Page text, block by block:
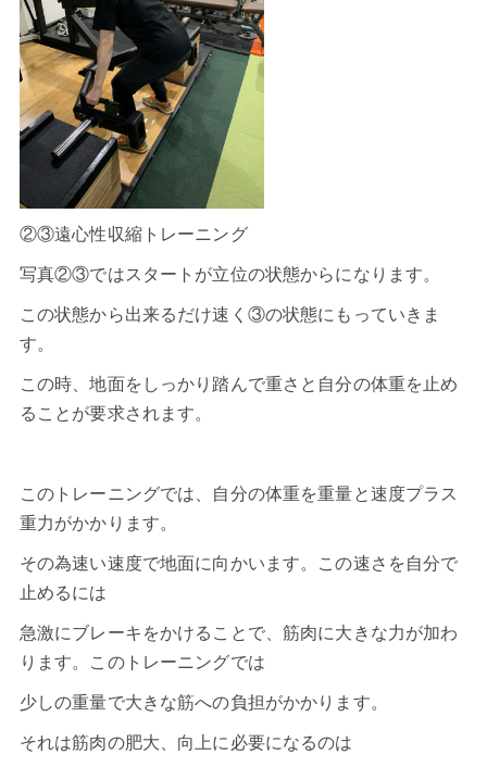
②③遠心性収縮トレーニング
写真②③ではスタートが立位の状態からになります。
この状態から出来るだけ速く③の状態にもっていきま
す。
この時、地面をしっかり踏んで重さと自分の体重を止め
ることが要求されます。
このトレーニングでは、自分の体重を重量と速度プラス
重力がかかります。
その為速い速度で地面に向かいます。この速さを自分で
止めるには
急激にブレーキをかけることで、筋肉に大きな力が加わ
ります。このトレーニングでは
少しの重量で大きな筋への負担がかかります。
それは筋肉の肥大、向上に必要になるのは